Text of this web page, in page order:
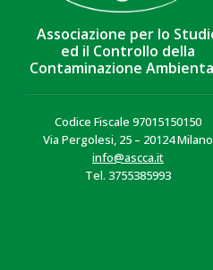
Associazione per lo
ed il Controllo della
Contaminazione
Codice Fiscale 97015150150
Via Pergolesi, 25 – 20124 Milano
info@ascca.it
Tel. 3755385993